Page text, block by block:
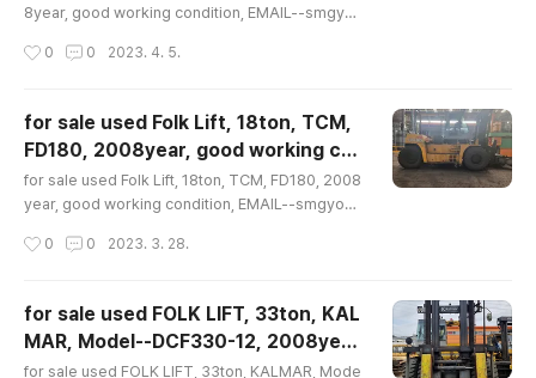
capacity 4500kg, Weight 14520k..
중고대형지게차매매문의수출문의, TCM, 2
0톤, FD200, 2008년, 상태양호, 문의 02
-2677-5544, 대가중장비플랜트,
8year, good working condition, EMAIL--smgyo
20톤, FD200, 2008년, 상태양호, 문의 02-2677-55
on, EMAIL--smgyo@naver.com, 중고대형지게차매
매문의수출문의, TCM, 20톤, FD200, 2008년, 상태양
호, 문의 02-2677-5544, 대가중장비플랜트, for sale
used Folk Lift 20ton TCM FD200 2008ye..
0 0 2023. 4. 5.
for sale used Folk Lift, 18ton, TCM,
FD180, 2008year, good working co
ndition, EMAIL--smgyo@naver.com,
중고대형지게차매매문의수출문의, TCM, 18
톤, FD180, 2008년, 상태양호, 문의 02-2
677-5544, 대가중장비플랜트,
for sale used Folk Lift, 18ton, TCM, FD180, 2008
year, good working condition, EMAIL--smgyo@
8톤, FD180, 2008년, 상태양호, 문의 02-2677-554
n, EMAIL--smgyo@naver.com, 중고대형지게차매매
문의수출문의, TCM, 18톤, FD180, 2008년, 상태양호,
문의 02-2677-5544, 대가중장비플랜트, for sale us
0 0 2023. 3. 28.
for sale used FOLK LIFT, 33ton, KAL
MAR, Model--DCF330-12, 2008year
(start work 2009year2), work 6937
for sale used FOLK LIFT, 33ton, KALMAR, Mode